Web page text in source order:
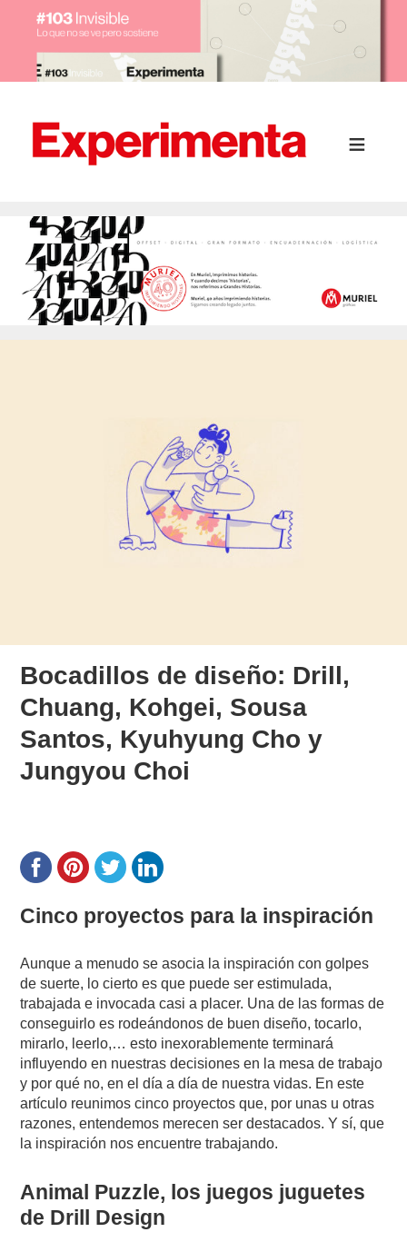
Bocadillos de diseño: Drill,
Chuang, Kohgei, Sousa
Santos, Kyuhyung Cho y
Jungyou Choi
Cinco proyectos para la inspiración
Aunque a menudo se asocia la inspiración con golpes
de suerte, lo cierto es que puede ser estimulada,
trabajada e invocada casi a placer. Una de las formas de
conseguirlo es rodeándonos de buen diseño, tocarlo,
mirarlo, leerlo,… esto inexorablemente terminará
influyendo en nuestras decisiones en la mesa de trabajo
y por qué no, en el día a día de nuestra vidas. En este
artículo reunimos cinco proyectos que, por unas u otras
razones, entendemos merecen ser destacados. Y sí, que
la inspiración nos encuentre trabajando.
Animal Puzzle, los juegos juguetes
de Drill Design